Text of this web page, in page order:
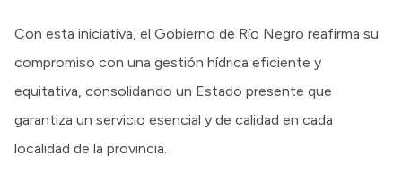
Con esta iniciativa, el Gobierno de Río Negro reafirma su
compromiso con una gestión hídrica eficiente y
equitativa, consolidando un Estado presente que
garantiza un servicio esencial y de calidad en cada
localidad de la provincia.